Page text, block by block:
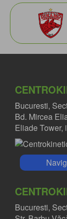
Bucuresti,
Bd. Mircea
Eliade Tower,
Bucuresti,